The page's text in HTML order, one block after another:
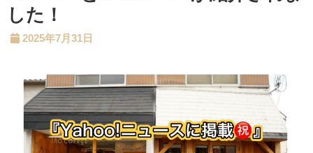
した！
2025年7月31日